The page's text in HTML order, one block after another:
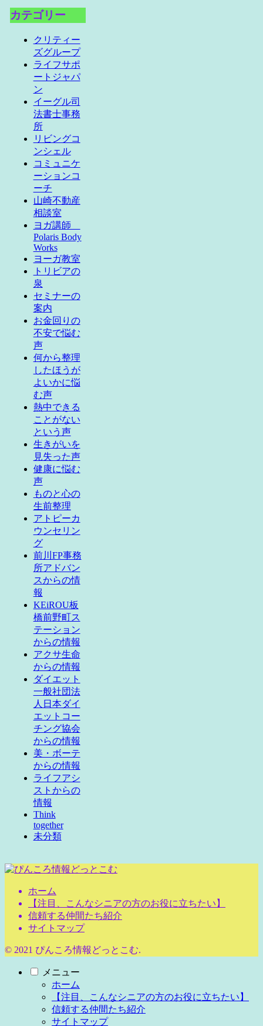
カテゴリー
クリティー
ズグループ
ライフサポ
ートジャパ
ン
イーグル司
法書士事務
所
リビングコ
ンシェル
コミュニケ
ーションコ
ーチ
山崎不動産
相談室
ヨガ講師
Polaris Body
Works
ヨーガ教室
トリビアの
泉
セミナーの
案内
お金回りの
不安で悩む
声
何から整理
したほうが
よいかに悩
む声
熱中できる
ことがない
という声
生きがいを
見失った声
健康に悩む
声
ものと心の
生前整理
アトピーカ
ウンセリン
グ
前川FP事務
所アドバン
スからの情
報
KEiROU板
橋前野町ス
テーション
からの情報
アクサ生命
からの情報
ダイエット
一般社団法
人日本ダイ
エットコー
チング協会
からの情報
美・ボーテ
からの情報
ライフアシ
ストからの
情報
Think
together
未分類
ホーム
【注目、こんなシニアの方のお役に立ちたい】
信頼する仲間たち紹介
サイトマップ
© 2021 ぴんころ情報どっとこむ.
メニュー
ホーム
【注目、こんなシニアの方のお役に立ちたい】
信頼する仲間たち紹介
サイトマップ